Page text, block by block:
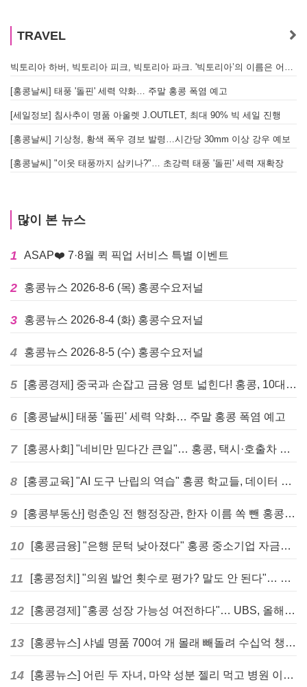
TRAVEL
[홍콩날씨] 태풍 '돌핀' 세력 약화… 주말 홍콩 폭염 예고
[세일정보] 침사추이 명품 아울렛 J.OUTLET, 최대 90% 빅 세일 진행
[홍콩날씨] 기상청, 황색 폭우 경보 발령…시간당 30mm 이상 강우 예보
[홍콩날씨] "이웃 태풍까지 삼키나?"… 초강력 태풍 '돌핀' 세력 재확장
많이 본 뉴스
1 ASAP❤️ 7·8월 퀵 픽업 서비스 특별 이벤트
2 홍콩뉴스 2026-8-6 (목) 홍콩수요저널
3 홍콩뉴스 2026-8-4 (화) 홍콩수요저널
4 홍콩뉴스 2026-8-5 (수) 홍콩수요저널
5 [홍콩경제] 중국과 손잡고 금융 영토 넓힌다! 홍콩, 10대 신규 정책 발표
6 [홍콩날씨] 태풍 '돌핀' 세력 약화… 주말 홍콩 폭염 예고
7 [홍콩사회] "네비만 믿다간 큰일"… 홍콩, 택시·호출차 통합 시험 도입하며 규제 본격화
8 [홍콩교육] "AI 도구 난립의 역습" 홍콩 학교들, 데이터 고립에 교육 효과 평가 비상
9 [홍콩부동산] 렁춘잉 전 행정장관, 한자 이름 쏙 뺀 홍콩 고급 아파트 단지들에 쓴소리
10 [홍콩금융] "은행 문턱 낮아졌다" 홍콩 중소기업 자금줄 숨통 트이나… HKMA "2분기 신용 조건 안정적"
11 [홍콩정치] "의원 발언 횟수로 평가? 말도 안 된다"… 홍콩 입법회 의장의 일침
12 [홍콩경제] "홍콩 성장 가능성 여전하다"… UBS, 올해 홍콩 GDP 성장률 전망치 4.5%로 대폭 상향
13 [홍콩뉴스] 샤넬 명품 700여 개 몰래 빼돌려 수십억 챙긴 직원 4년~7년형 선고
14 [홍콩뉴스] 어린 두 자녀, 마약 성분 젤리 먹고 병원 이송… 어머니와 친척 체포